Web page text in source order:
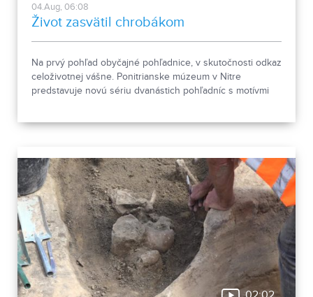
04.Aug, 06:08
Život zasvätil chrobákom
Na prvý pohľad obyčajné pohľadnice, v skutočnosti odkaz
celoživotnej vášne. Ponitrianske múzeum v Nitre
predstavuje novú sériu dvanástich pohľadníc s motívmi
odchode.